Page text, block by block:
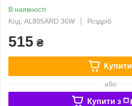
В наявності
Код: AL805ARD 36W
Роздріб
515 ₴
Купити
або
Купити з